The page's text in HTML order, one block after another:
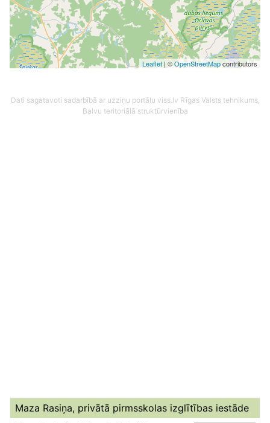
Leaflet | ©OpenStreetMapcontributors
Dati sagatavoti sadarbībā ar uzziņu portālu viss.lv Rīgas Valsts tehnikums,
Balvu teritoriālā struktūrvienība
Maza Rasiņa, privātā pirmsskolas izglītības iestāde